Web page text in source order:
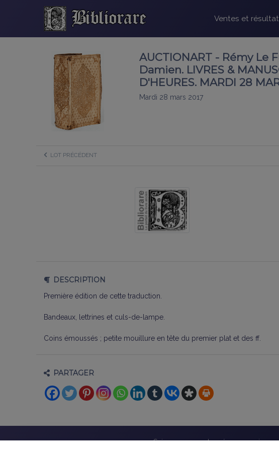
Ventes et
AUCTIONART - Rémy Le
Damien. LIVRES &
D'HEURES. MARDI 28
Mardi 28 mars 2017
LOT PRÉCÉDENT
DESCRIPTION
Première édition de cette traduction.
Bandeaux, lettrines et culs-de-lampe.
Coins émoussés ; petite mouillure en tête du premier plat et des ff.
PARTAGER
Suivez-nous sur les réseaux sociaux